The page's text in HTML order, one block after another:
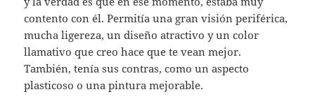
contento con él. Permitía una gran visión periférica,
mucha ligereza, un diseño atractivo y un color
llamativo que creo hace que te vean mejor.
También, tenía sus contras, como un aspecto
plasticoso o una pintura mejorable.